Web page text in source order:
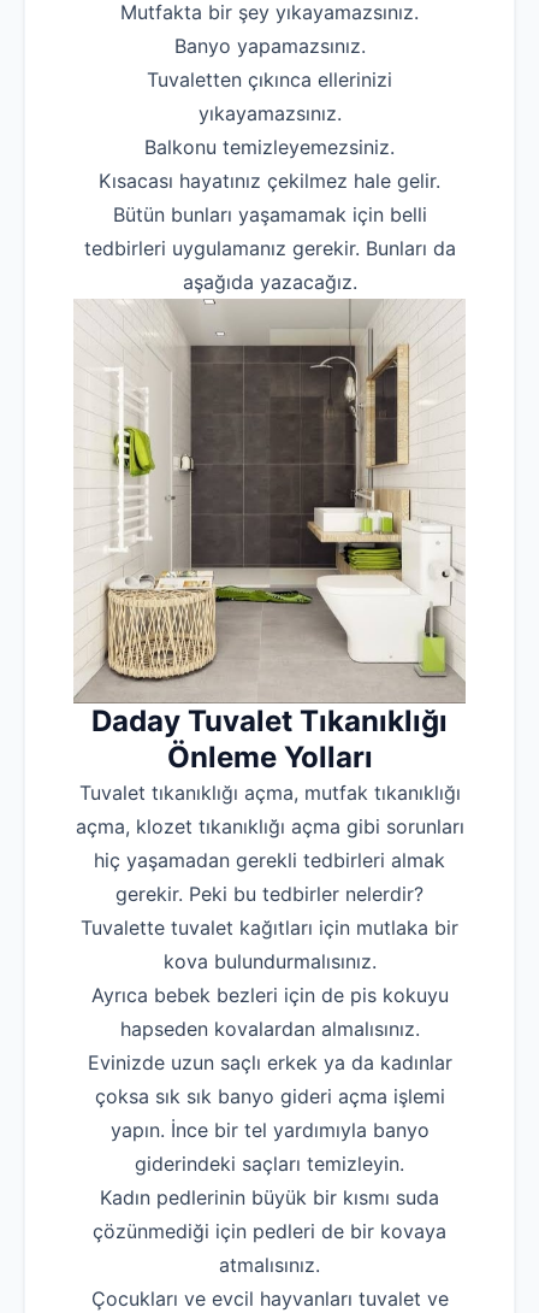
‌Mutfakta bir şey yıkayamazsınız.
‌Banyo yapamazsınız.
‌Tuvaletten çıkınca ellerinizi
yıkayamazsınız.
‌Balkonu temizleyemezsiniz.
Kısacası hayatınız çekilmez hale gelir.
Bütün bunları yaşamamak için belli
tedbirleri uygulamanız gerekir. Bunları da
aşağıda yazacağız.
Daday Tuvalet Tıkanıklığı
Önleme Yolları
Tuvalet tıkanıklığı açma, mutfak tıkanıklığı
açma, klozet tıkanıklığı açma gibi sorunları
hiç yaşamadan gerekli tedbirleri almak
gerekir. Peki bu tedbirler nelerdir?
‌Tuvalette tuvalet kağıtları için mutlaka bir
kova bulundurmalısınız.
‌Ayrıca bebek bezleri için de pis kokuyu
hapseden kovalardan almalısınız.
‌Evinizde uzun saçlı erkek ya da kadınlar
çoksa sık sık banyo gideri açma işlemi
yapın. İnce bir tel yardımıyla banyo
giderindeki saçları temizleyin.
Kadın pedlerinin büyük bir kısmı suda
çözünmediği için pedleri de bir kovaya
atmalısınız.
Çocukları ve evcil hayvanları tuvalet ve